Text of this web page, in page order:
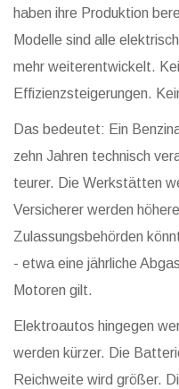
haben ihre Produktion
Modelle sind alle
mehr weiterentwickelt.
Effizienzsteigerungen.
Das bedeutet: Ein
zehn Jahren technisch
teurer. Die Werkstätten
Versicherer werden
Zulassungsbehörden
- etwa eine jährliche
Motoren gilt.
Elektroautos hingegen
werden kürzer. Die
Reichweite wird größer.